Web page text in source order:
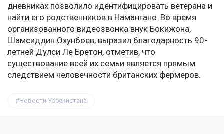
дневниках позволило идентифицировать ветерана и
найти его родственников в Намангане. Во время
организованного видеозвонка внук Бокижона,
Шамсиддин Охунбоев, выразил благодарность 90-
летней Дулси Ле Бретон, отметив, что
существование всей их семьи является прямым
следствием человечности британских фермеров.
Новости Узбекистана